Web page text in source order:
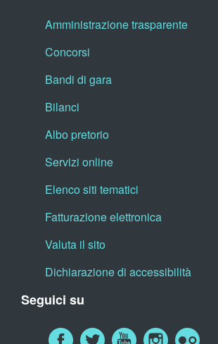
Amministrazione trasparente
Concorsi
Bandi di gara
Bilanci
Albo pretorio
Servizi online
Elenco siti tematici
Fatturazione elettronica
Valuta il sito
Dichiarazione di accessibilità
Seguici su